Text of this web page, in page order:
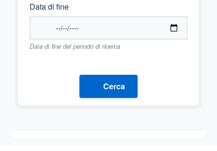
Data di fine
Data di fine del periodo di ricerca
Cerca